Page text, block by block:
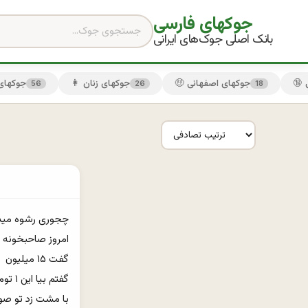
جوکهای فارسی
بانک اصلی جوک‌های ایرانی
😏 56 👩 جوکهای زنان 26 🤑 جوکهای اصفهانی 18
با مشت زد تو